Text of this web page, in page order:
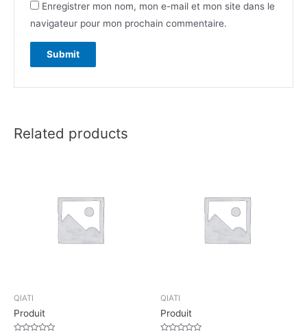
Enregistrer mon nom, mon e-mail et mon site dans le
navigateur pour mon prochain commentaire.
Related products
QIATI
Produit
QIATI
Produit